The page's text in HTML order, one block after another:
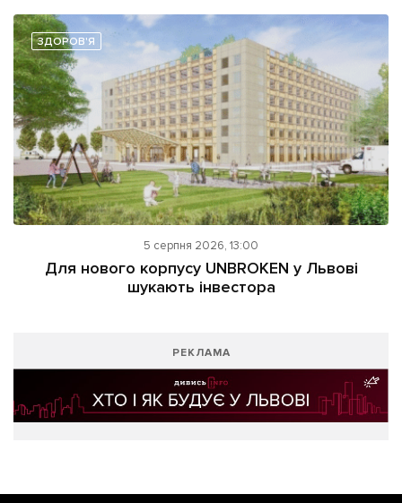
ЗДОРОВ'Я
5 серпня 2026, 13:00
Для нового корпусу UNBROKEN у Львові
шукають інвестора
РЕКЛАМА